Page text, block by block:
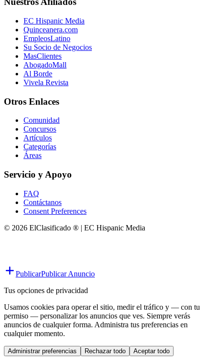
EC Hispanic Media
Quinceanera.com
EmpleosLatino
Su Socio de Negocios
MasClientes
AbogadoMall
Al Borde
Vivela Revista
Otros Enlaces
Comunidad
Concursos
Artículos
Categorías
Áreas
Servicio y Apoyo
FAQ
Contáctanos
Consent Preferences
© 2026 ElClasificado ® | EC Hispanic Media
PublicarPublicar Anuncio
Tus opciones de privacidad
Usamos cookies para operar el sitio, medir el tráfico y — con tu
permiso — personalizar los anuncios que ves. Siempre verás
anuncios de cualquier forma. Administra tus preferencias en
cualquier momento.
Administrar preferencias Rechazar todo Aceptar todo